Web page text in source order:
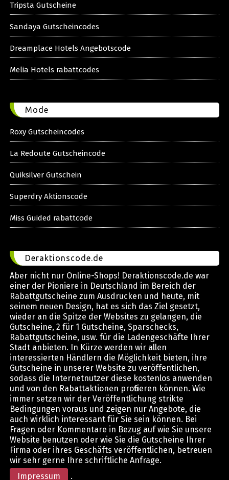
Tripsta Gutscheine
Sandaya Gutscheincodes
Dreamplace Hotels Angebotscode
Melia Hotels rabattcodes
Mode
Roxy Gutscheincodes
La Redoute Gutscheincode
Quiksilver Gutschein
Superdry Aktionscode
Miss Guided rabattcode
Deraktionscode.de
Aber nicht nur Online-Shops! Deraktionscode.de war
einer der Pioniere in Deutschland im Bereich der
Rabattgutscheine zum Ausdrucken und heute, mit
seinem neuen Design, hat es sich das Ziel gesetzt,
wieder an die Spitze der Websites zu gelangen, die
Gutscheine, 2 für 1 Gutscheine, Sparschecks,
Rabattgutscheine, usw. für die Ladengeschäfte Ihrer
Stadt anbieten. In Kürze werden wir allen
interessierten Händlern die Möglichkeit bieten, ihre
Gutscheine in unserer Website zu veröffentlichen,
sodass die Internetnutzer diese kostenlos anwenden
und von den Rabattaktionen profitieren können. Wie
immer setzen wir der Veröffentlichung strikte
Bedingungen voraus und zeigen nur Angebote, die
auch wirklich interessant für Sie sein können. Bei
Fragen oder Kommentare in Bezug auf wie Sie unsere
Website benutzen oder wie Sie die Gutscheine Ihrer
Firma oder ihres Geschäfts veröffentlichen, betreuen
wir sehr gerne Ihre schriftliche Anfrage.
Impressum
.